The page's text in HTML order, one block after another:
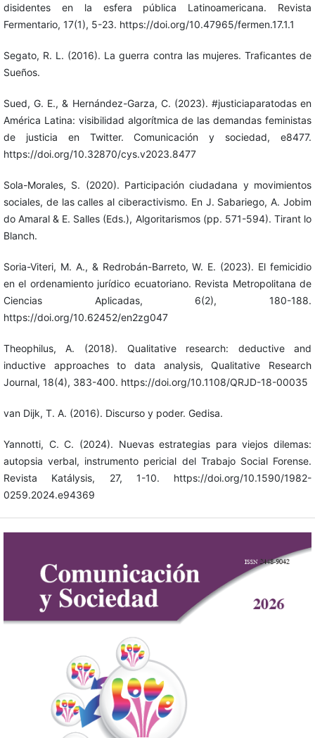
disidentes en la esfera pública Latinoamericana. Revista
Fermentario, 17(1), 5-23. https://doi.org/10.47965/fermen.17.1.1
Segato, R. L. (2016). La guerra contra las mujeres. Traficantes de
Sueños.
Sued, G. E., & Hernández-Garza, C. (2023). #justiciaparatodas en
América Latina: visibilidad algorítmica de las demandas feministas
de justicia en Twitter. Comunicación y sociedad, e8477.
https://doi.org/10.32870/cys.v2023.8477
Sola-Morales, S. (2020). Participación ciudadana y movimientos
sociales, de las calles al ciberactivismo. En J. Sabariego, A. Jobim
do Amaral & E. Salles (Eds.), Algoritarismos (pp. 571-594). Tirant lo
Blanch.
Soria-Viteri, M. A., & Redrobán-Barreto, W. E. (2023). El femicidio
en el ordenamiento jurídico ecuatoriano. Revista Metropolitana de
Ciencias Aplicadas, 6(2), 180-188.
https://doi.org/10.62452/en2zg047
Theophilus, A. (2018). Qualitative research: deductive and
inductive approaches to data analysis, Qualitative Research
Journal, 18(4), 383-400. https://doi.org/10.1108/QRJD-18-00035
van Dijk, T. A. (2016). Discurso y poder. Gedisa.
Yannotti, C. C. (2024). Nuevas estrategias para viejos dilemas:
autopsia verbal, instrumento pericial del Trabajo Social Forense.
Revista Katálysis, 27, 1-10. https://doi.org/10.1590/1982-
0259.2024.e94369